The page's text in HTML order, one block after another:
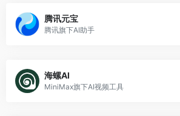
腾讯元宝
腾讯旗下AI助手
海螺AI
MiniMax旗下AI视频工具